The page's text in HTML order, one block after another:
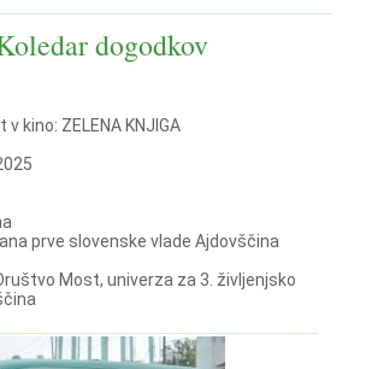
dogodkov
v kino: ZELENA KNJIGA
prve slovenske vlade Ajdovščina
Most, univerza za 3. življenjsko